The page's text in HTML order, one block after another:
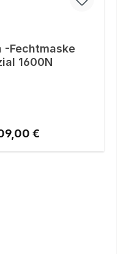
-Fechtmaske
1600N
Preis:
€